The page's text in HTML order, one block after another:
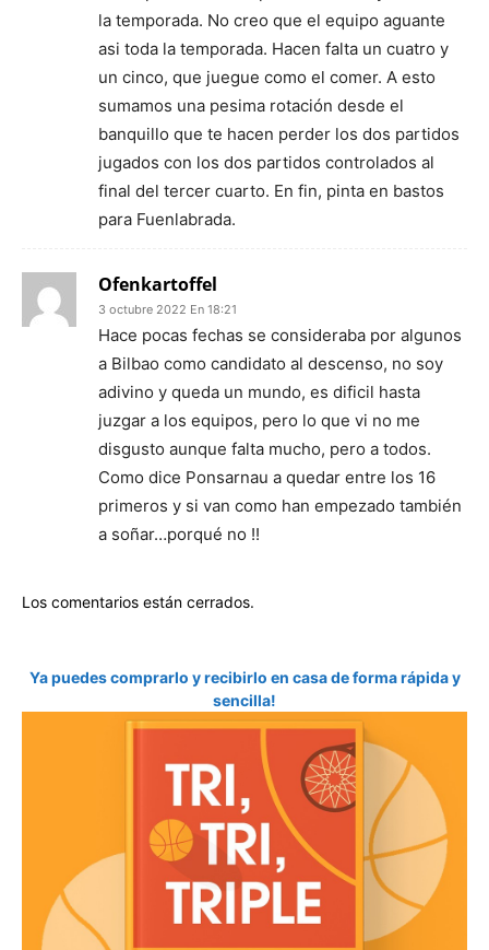
la temporada. No creo que el equipo aguante
asi toda la temporada. Hacen falta un cuatro y
un cinco, que juegue como el comer. A esto
sumamos una pesima rotación desde el
banquillo que te hacen perder los dos partidos
jugados con los dos partidos controlados al
final del tercer cuarto. En fin, pinta en bastos
para Fuenlabrada.
Ofenkartoffel
3 octubre 2022 En 18:21
Hace pocas fechas se consideraba por algunos
a Bilbao como candidato al descenso, no soy
adivino y queda un mundo, es dificil hasta
juzgar a los equipos, pero lo que vi no me
disgusto aunque falta mucho, pero a todos.
Como dice Ponsarnau a quedar entre los 16
primeros y si van como han empezado también
a soñar…porqué no !!
Los comentarios están cerrados.
Ya puedes comprarlo y recibirlo en casa de forma rápida y
sencilla!